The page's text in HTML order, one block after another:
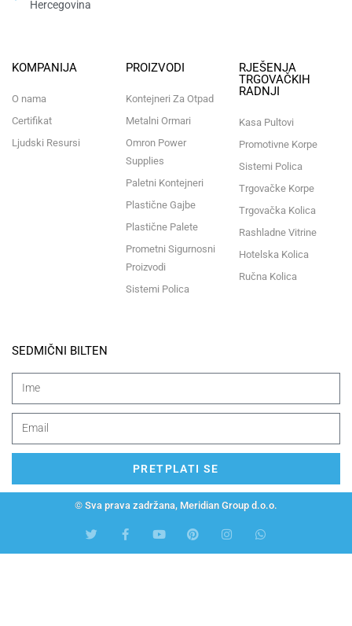
Hercegovina​
KOMPANIJA
O nama
Certifikat
Ljudski Resursi
PROIZVODI
Kontejneri Za Otpad
Metalni Ormari
Omron Power
Supplies
Paletni Kontejneri
Plastične Gajbe
Plastične Palete
Prometni Sigurnosni
Proizvodi
Sistemi Polica
RJEŠENJA
TRGOVAČKIH
RADNJI
Kasa Pultovi
Promotivne Korpe
Sistemi Polica
Trgovačke Korpe
Trgovačka Kolica
Rashladne Vitrine
Hotelska Kolica
Ručna Kolica
SEDMIČNI BILTEN
PRETPLATI SE
© Sva prava zadržana, Meridian Group d.o.o.